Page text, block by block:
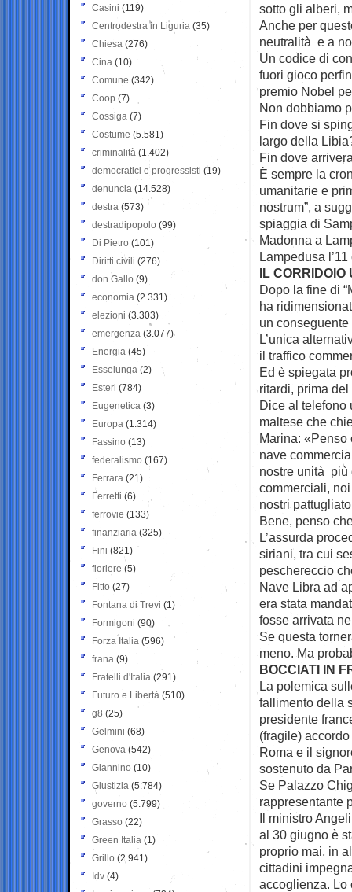
sotto gli alberi,
Anche per
neutralità e a
Un codice di
fuori gioco
premio Nobel
Non dobbiamo
Fin dove si
largo della
Fin dove
È sempre la
umanitarie e
nostrum”, a
spiaggia di
Madonna a
Lampedusa l’11
IL CORRIDOIO
Dopo la fine di
ha
un
L’unica
il traffico
Ed è spiegata
ritardi, prima del
Dice al telefono
maltese che
Marina:
nave
nostre unità più
commerciali,
nostri
Bene, penso
L’assurda
siriani, tra cui
peschereccio
Nave Libra ad
era stata
fosse arrivata
Se questa
meno. Ma
BOCCIATI IN
La polemica
fallimento della
presidente
(fragile)
Roma e il
sostenuto da
Se Palazzo
rappresentante
Il ministro
al 30 giugno è
proprio mai, in
cittadini
accoglienza. Lo
Casini (119)
Centrodestra in Liguria (35)
Chiesa (276)
Cina (10)
Comune (342)
Coop (7)
Cossiga (7)
Costume (5.581)
criminalità (1.402)
democratici e progressisti (19)
denuncia (14.528)
destra (573)
destradipopolo (99)
Di Pietro (101)
Diritti civili (276)
don Gallo (9)
economia (2.331)
elezioni (3.303)
emergenza (3.077)
Energia (45)
Esselunga (2)
Esteri (784)
Eugenetica (3)
Europa (1.314)
Fassino (13)
federalismo (167)
Ferrara (21)
Ferretti (6)
ferrovie (133)
finanziaria (325)
Fini (821)
fioriere (5)
Fitto (27)
Fontana di Trevi (1)
Formigoni (90)
Forza Italia (596)
frana (9)
Fratelli d'Italia (291)
Futuro e Libertà (510)
g8 (25)
Gelmini (68)
Genova (542)
Giannino (10)
Giustizia (5.784)
governo (5.799)
Grasso (22)
Green Italia (1)
Grillo (2.941)
Idv (4)